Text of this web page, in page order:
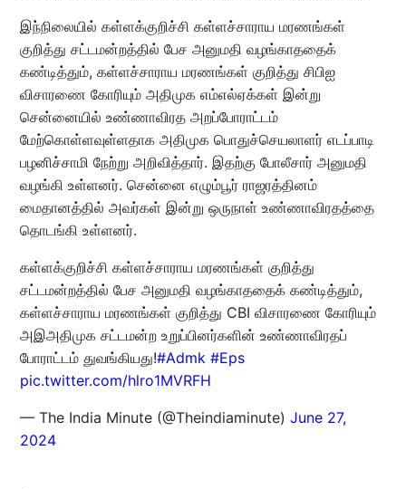
இந்நிலையில் கள்ளக்குறிச்சி கள்ளச்சாராய மரணங்கள்
குறித்து சட்டமன்றத்தில் பேச அனுமதி வழங்காததைக்
கண்டித்தும், கள்ளச்சாராய மரணங்கள் குறித்து சிபிஐ
விசாரணை கோரியும் அதிமுக எம்எல்ஏக்கள் இன்று
சென்னையில் உண்ணாவிரத அறப்போராட்டம்
மேற்கொள்ளவுள்ளதாக அதிமுக பொதுச்செயலாளர் எடப்பாடி
பழனிச்சாமி நேற்று அறிவித்தார். இதற்கு போலீசார் அனுமதி
வழங்கி உள்ளனர். சென்னை எழும்பூர் ராஜரத்தினம்
மைதானத்தில் அவர்கள் இன்று ஒருநாள் உண்ணாவிரதத்தை
தொடங்கி உள்ளனர்.
கள்ளக்குறிச்சி கள்ளச்சாராய மரணங்கள் குறித்து
சட்டமன்றத்தில் பேச அனுமதி வழங்காததைக் கண்டித்தும்,
கள்ளச்சாராய மரணங்கள் குறித்து CBI விசாரணை கோரியும்
அஇஅதிமுக சட்டமன்ற உறுப்பினர்களின் உண்ணாவிரதப்
போராட்டம் துவங்கியது!#Admk #Eps
pic.twitter.com/hlro1MVRFH
— The India Minute (@Theindiaminute) June 27,
2024